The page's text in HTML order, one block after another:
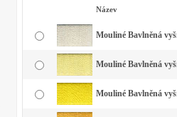
Název
Mouliné Bavlněná
Mouliné Bavlněná
Mouliné Bavlněná